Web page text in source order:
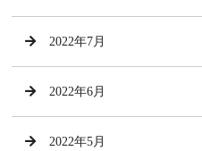
2022年7月
2022年6月
2022年5月